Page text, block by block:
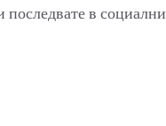
последвате в